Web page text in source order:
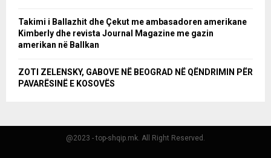
Takimi i Ballazhit dhe Çekut me ambasadoren amerikane
Kimberly dhe revista Journal Magazine me gazin
amerikan në Ballkan
ZOTI ZELENSKY, GABOVE NË BEOGRAD NË QËNDRIMIN PËR
PAVARËSINË E KOSOVËS
@2023 - top-shqip.mk. All Right Reserved.